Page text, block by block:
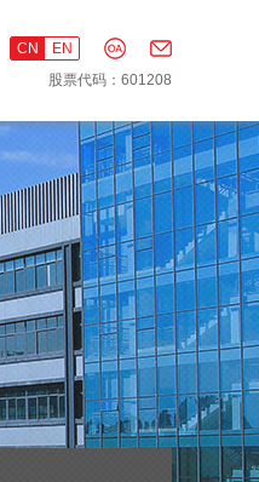
CN
EN
股票代码：601208